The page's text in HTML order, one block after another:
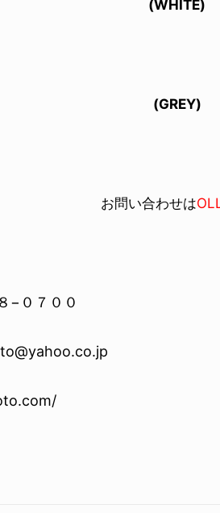
(WHITE)
(GREY)
お問い合わせは
−０７００